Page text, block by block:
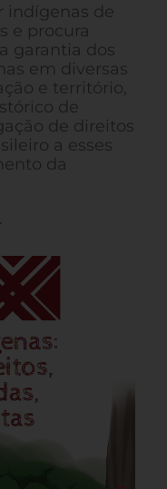
indígenas de
e procura
garantia dos
em diversas
e território,
de
de direitos
a esses
da
.